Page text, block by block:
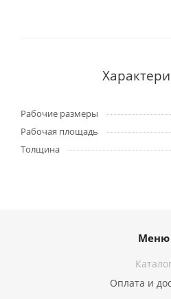
Рабочие размеры
Рабочая площадь
Толщина
Меню
Оплата и